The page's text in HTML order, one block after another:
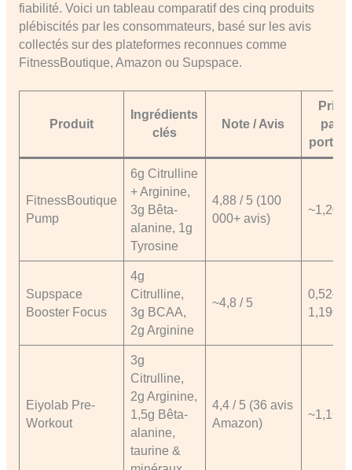
fiabilité. Voici un tableau comparatif des cinq produits
plébiscités par les consommateurs, basé sur les avis
collectés sur des plateformes reconnues comme
FitnessBoutique, Amazon ou Supspace.
Produit
Ingrédients
clés
Note / Avis
Prix
par
portion
FitnessBoutique
Pump
6g Citrulline
+ Arginine,
3g Bêta-
alanine, 1g
Tyrosine
4,88 / 5 (100
000+ avis)
~1,20€
Supspace
Booster Focus
4g
Citrulline,
3g BCAA,
2g Arginine
~4,8 / 5
0,52–
1,19€
Eiyolab Pre-
Workout
3g
Citrulline,
2g Arginine,
1,5g Bêta-
alanine,
taurine &
4,4 / 5 (36 avis
Amazon)
~1,16€